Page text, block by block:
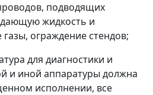
подводящих
жидкость и
ограждение стендов;
для диагностики и
и иной аппаратуры должна
исполнении, все